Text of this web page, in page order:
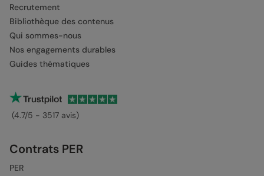
Recrutement
Bibliothèque des contenus
Qui sommes-nous
Nos engagements durables
Guides thématiques
(4.7/5 - 3517 avis)
Contrats PER
PER